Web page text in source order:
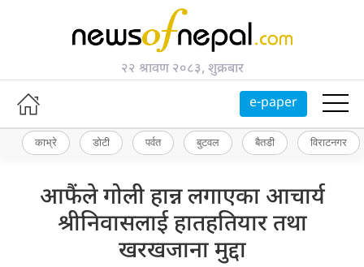
२२ श्रावण २०८३, शुक्रबार
e-paper
काभ्रे डोटी पर्वत बुटवल बैतडी विराटनगर
आफैंले गोली हान्न लगाएका आचार्य
श्रीनिवासलाई हातहतियार तथा
खरखजाना मुद्दा